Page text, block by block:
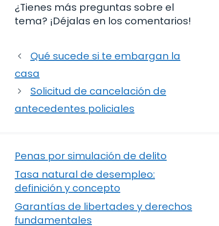
¿Tienes más preguntas sobre el
tema? ¡Déjalas en los comentarios!
Qué sucede si te embargan la
casa
Solicitud de cancelación de
antecedentes policiales
Penas por simulación de delito
Tasa natural de desempleo:
definición y concepto
Garantías de libertades y derechos
fundamentales